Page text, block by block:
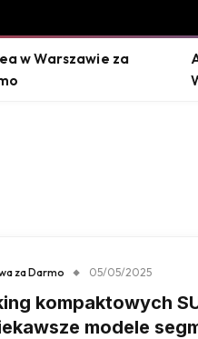
w Warszawie za
za Darmo 05/05/2025
kompaktowych
modele